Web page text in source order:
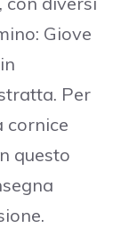
Giove
Per
cornice
questo